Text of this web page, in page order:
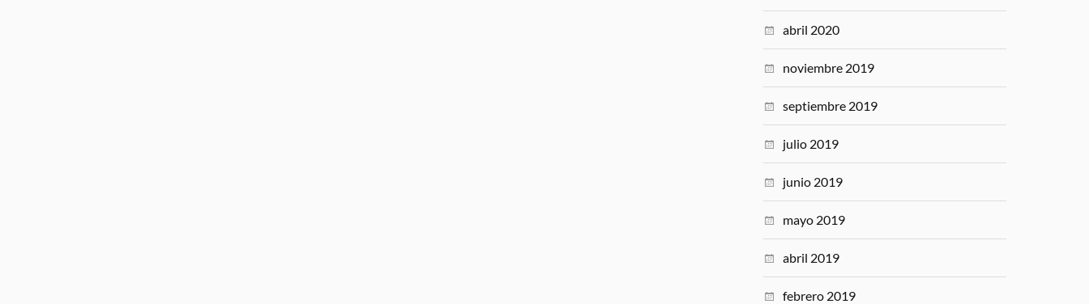
abril 2020
noviembre 2019
septiembre 2019
julio 2019
junio 2019
mayo 2019
abril 2019
febrero 2019